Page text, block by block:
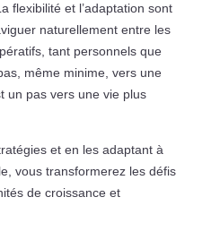
flexibilité et l’adaptation sont
naturellement entre les
tant personnels que
même minime, vers une
un pas vers une vie plus
et en les adaptant à
vous transformerez les défis
de croissance et